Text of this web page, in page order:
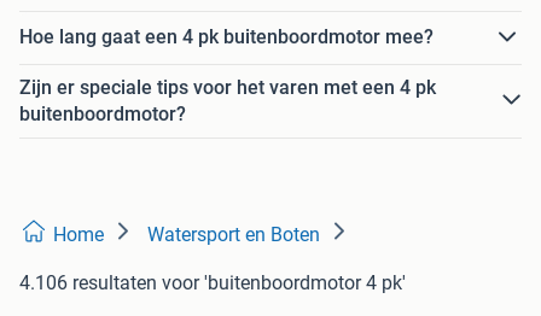
Hoe lang gaat een 4 pk buitenboordmotor mee?
Zijn er speciale tips voor het varen met een 4 pk
buitenboordmotor?
Home Watersport en Boten
4.106 resultaten voor 'buitenboordmotor 4 pk'